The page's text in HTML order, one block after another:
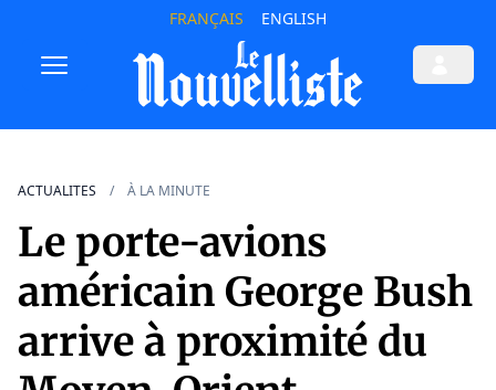
FRANÇAIS ENGLISH
ACTUALITES À LA MINUTE
Le porte-avions
américain George Bush
arrive à proximité du